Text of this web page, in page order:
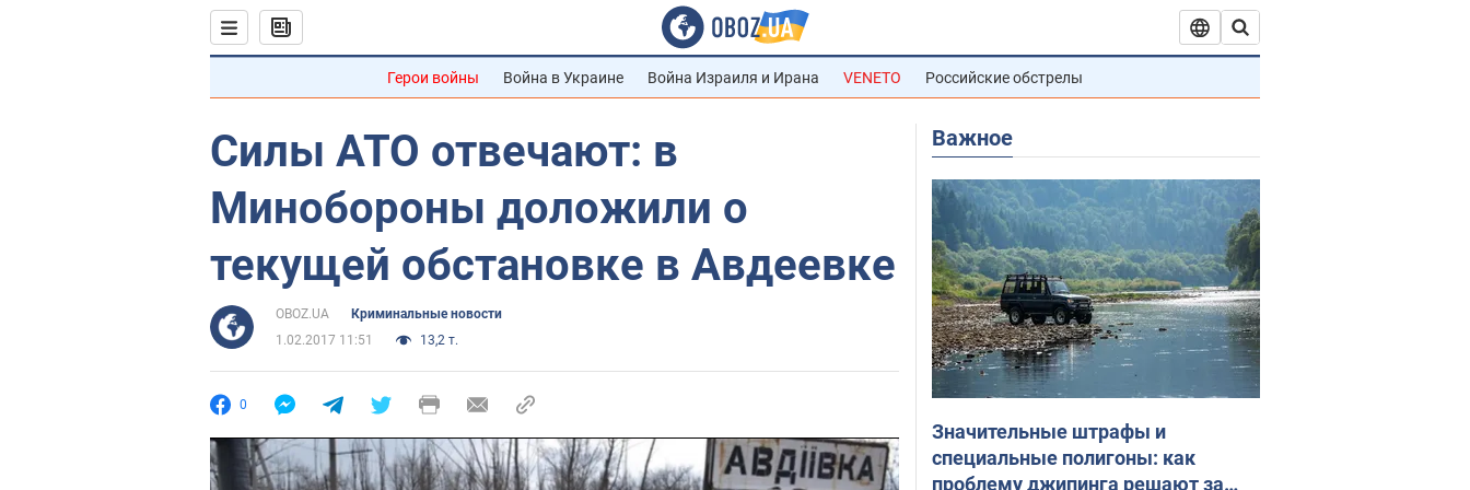
Герои войны Война в Украине Война Израиля и Ирана VENETO Российские обстрелы
Силы АТО отвечают: в
Минобороны доложили о
текущей обстановке в Авдеевке
OBOZ.UA
Криминальные новости
1.02.2017 11:51
13,2 т.
0
Важное
Значительные штрафы и
специальные полигоны: как
проблему джипинга решают за